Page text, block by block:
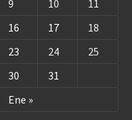
Ene »
9 10
11
16 17
18
23 24
25
30 31